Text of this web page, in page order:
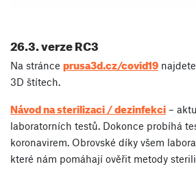
26.3. verze RC3
Na stránce prusa3d.cz/covid19
3D štítech.
Návod na sterilizaci / dezinfekci –
laboratorních testů. Dokonce probíhá
koronavirem. Obrovské díky všem
které nám pomáhají ověřit metody